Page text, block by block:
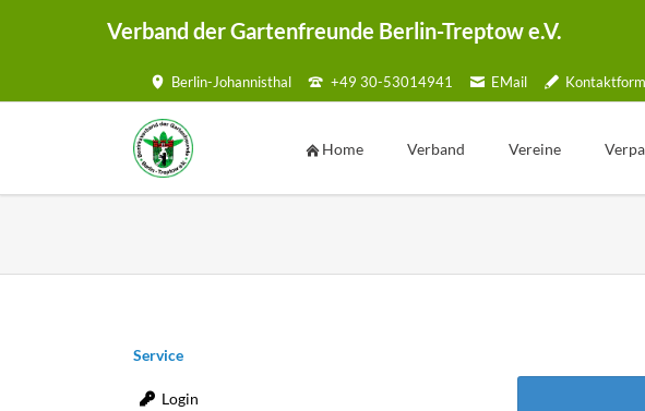
Verband der Gartenfreunde Berlin-Treptow e.V.
Berlin-Johannisthal +49 30-53014941 EMail
Home Verband Vereine
Navigation
Service
Login